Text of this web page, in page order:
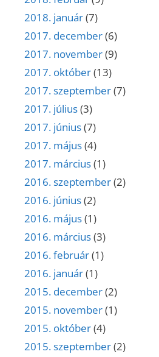
2018. január(7)
2017. december(6)
2017. november(9)
2017. október(13)
2017. szeptember(7)
2017. július(3)
2017. június(7)
2017. május(4)
2017. március(1)
2016. szeptember(2)
2016. június(2)
2016. május(1)
2016. március(3)
2016. február(1)
2016. január(1)
2015. december(2)
2015. november(1)
2015. október(4)
2015. szeptember(2)